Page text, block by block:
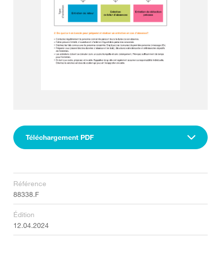
Téléchargement PDF
Référence
88338.F
Édition
12.04.2024